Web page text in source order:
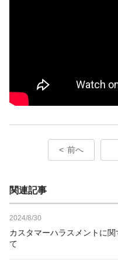
前へ
関連記事
2024/8/30
カスタマーハラスメントに
て